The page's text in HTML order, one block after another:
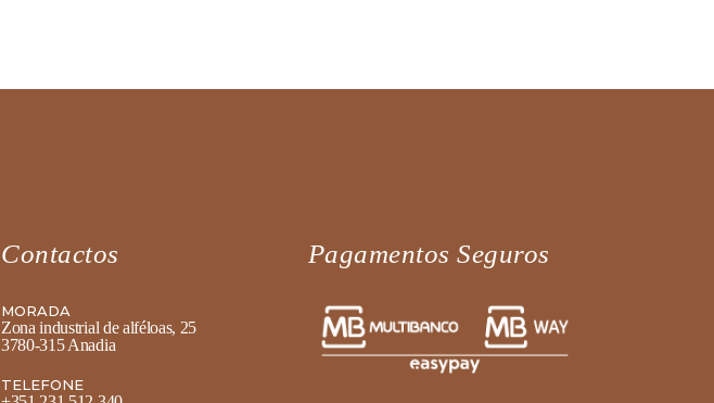
Contactos
MORADA
Zona industrial de alféloas, 25
3780-315 Anadia
TELEFONE
Pagamentos Seguros